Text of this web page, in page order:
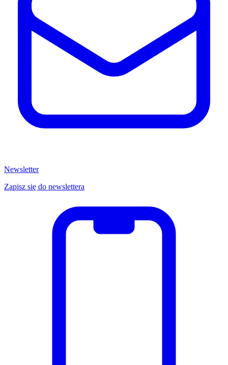
Newsletter
Zapisz się do newslettera